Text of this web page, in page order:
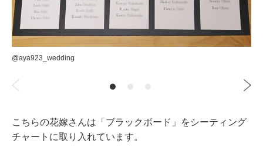
@aya923_wedding
こちらの花嫁さんは「ブラックボード」をシーティング
チャートに取り入れています。